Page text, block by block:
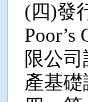
(四)發
限公
產基